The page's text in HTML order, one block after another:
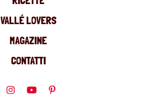
VALLÉ LOVERS
MAGAZINE
CONTATTI